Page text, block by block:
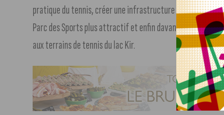
pratique du tennis, créer une infrastructure modernisée
Parc des Sports plus attractif et enfin davantage attirer
aux terrains de tennis du lac Kir.